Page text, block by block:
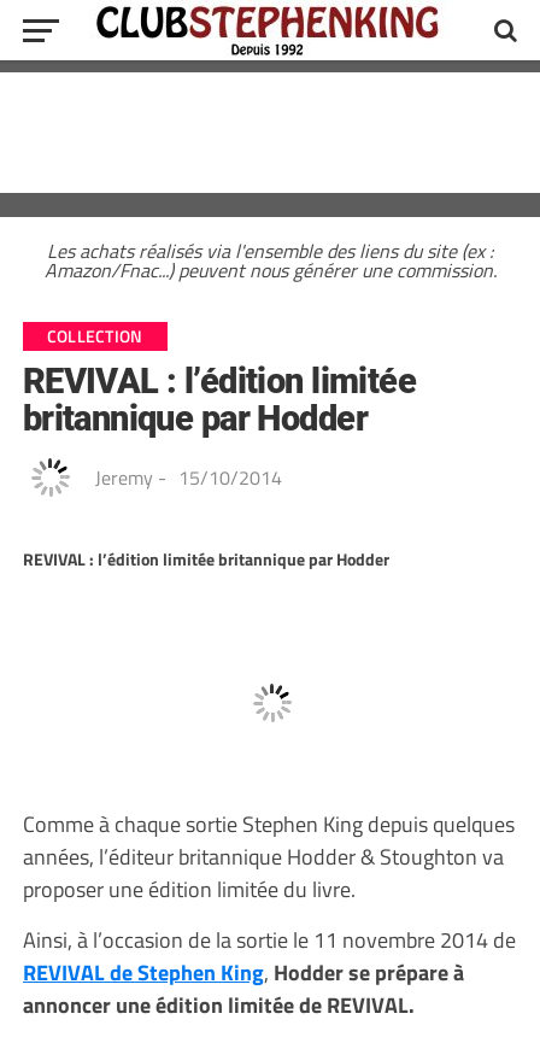
Les achats réalisés via l'ensemble des liens du site (ex :
Amazon/Fnac...) peuvent nous générer une commission.
COLLECTION
REVIVAL : l’édition limitée
britannique par Hodder
Jeremy - 15/10/2014
REVIVAL : l’édition limitée britannique par Hodder
Comme à chaque sortie Stephen King depuis quelques
années, l’éditeur britannique Hodder & Stoughton va
proposer une édition limitée du livre.
Ainsi, à l’occasion de la sortie le 11 novembre 2014 de
REVIVAL de Stephen King, Hodder se prépare à
annoncer une édition limitée de REVIVAL.